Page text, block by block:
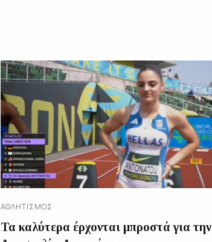
ΑΘΛΗΤΙΣΜΌΣ
Τα καλύτερα έρχονται μπροστά για την